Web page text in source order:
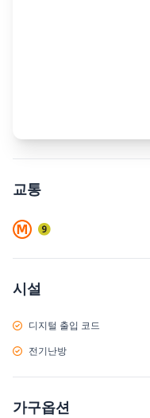
교통
시설
디지털 출입 코드
전기난방
가구옵션